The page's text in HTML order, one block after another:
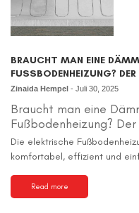
BRAUCHT MAN EINE
FUSSBODENHEIZUNG? DER
Zinaida Hempel - Juli 30, 2025
Braucht man eine
Fußbodenheizung?
Die elektrische
komfortabel, effizient und
Read more